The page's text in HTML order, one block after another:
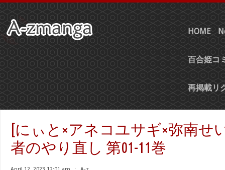
HOME
百合姫コ
再掲載リ
[にぃと×アネコユサギ×弥南せ
者のやり直し 第01-11巻